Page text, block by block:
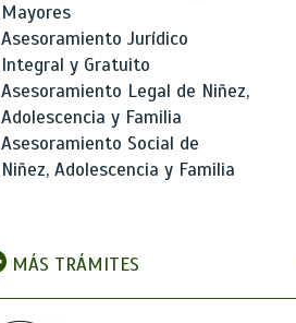
Mayores
Asesoramiento Jurídico
Integral y Gratuito
Asesoramiento Legal de Niñez,
Adolescencia y Familia
Asesoramiento Social de
Niñez, Adolescencia y Familia
MÁS TRÁMITES